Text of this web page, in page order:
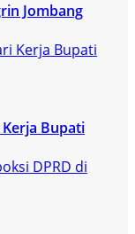
Jombang
Bupati